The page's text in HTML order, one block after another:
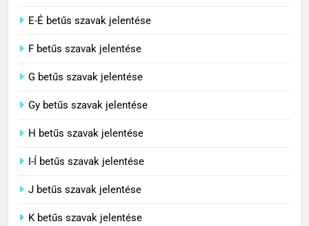
4
Contemporary jelentése
5
Célkitűzés jelentése
C BETŰS SZAVAK JELENTÉSE
E-É betűs szavak jelentése
F betűs szavak jelentése
G betűs szavak jelentése
Gy betűs szavak jelentése
H betűs szavak jelentése
I-Í betűs szavak jelentése
J betűs szavak jelentése
K betűs szavak jelentése